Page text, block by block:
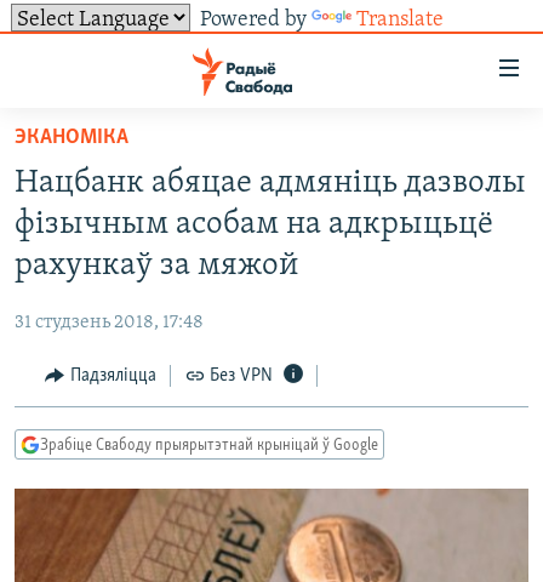
Powered by Translate
ўнівэрсальнага
доступу
Перайсьці
да
галоўнага
зьместу
Перайсьці
да
навігацыі
Перайсьці
да
НАВІНЫ
ПАЛІТЫКА
ЭКАНОМІКА
ПАЛІТВЯЗЬНІ
КУЛЬТУРА
ТОЛЬКІ НА СВАБОДЗЕ
ГІСТОРЫЯ НА СВАБОДЗЕ
ПАДКАСТЫ
PREMIUM
МОВА
СУВЯЗЬ
ПАДЗЯЛІЦЦА ІНФАРМАЦЫЯЙ
RSS
ПАДКАСТЫ
Усе сайты РС/РСЭ
ЭКАНОМІКА
Нацбанк абяцае адмяніць дазволы
фізычным асобам на адкрыцьцё
рахункаў за мяжой
31 студзень 2018, 17:48
Падзяліцца Без VPN
Зрабіце Свабоду прыярытэтнай крыніцай ў Google